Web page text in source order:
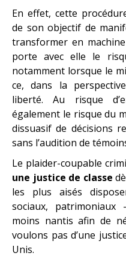
En effet, cette
de son objectif de
transformer en
porte avec elle le
notamment lorsque le
ce, dans la
liberté. Au risque
également le risque du
dissuasif de décisions
sans l’audition de
Le plaider-coupable
une justice de classe
les plus aisés
sociaux,
moins nantis afin de
voulons pas d’une
Unis.